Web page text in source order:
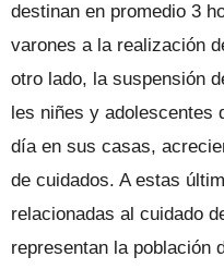
destinan en promedio 3
varones a la realización
otro lado, la suspensión
les niñes y adolescentes
día en sus casas,
de cuidados. A estas
relacionadas al cuidado
representan la población